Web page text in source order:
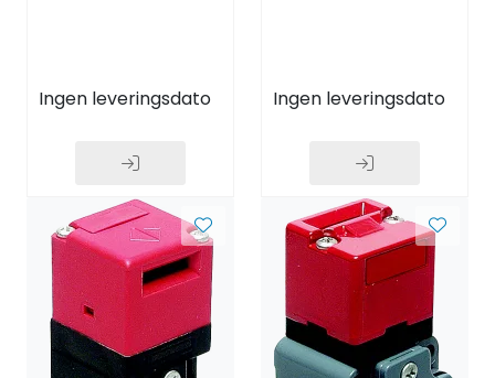
Ingen leveringsdato Ingen leveringsdato